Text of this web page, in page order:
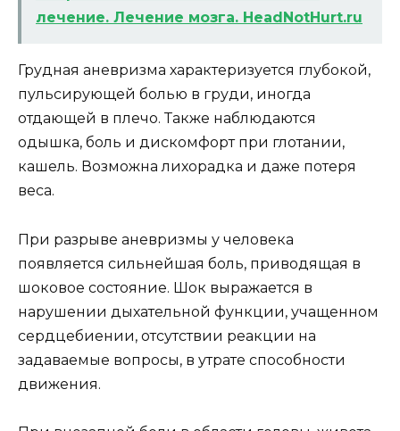
лечение. Лечение мозга. HeadNotHurt.ru
Грудная аневризма характеризуется глубокой,
пульсирующей болью в груди, иногда
отдающей в плечо. Также наблюдаются
одышка, боль и дискомфорт при глотании,
кашель. Возможна лихорадка и даже потеря
веса.
При разрыве аневризмы у человека
появляется сильнейшая боль, приводящая в
шоковое состояние. Шок выражается в
нарушении дыхательной функции, учащенном
сердцебиении, отсутствии реакции на
задаваемые вопросы, в утрате способности
движения.